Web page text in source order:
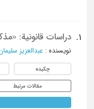
1. دراسات قانونیة:
نویسنده : عبدالعزیز
چکیده
مقالات مرتبط